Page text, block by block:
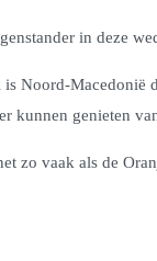
in deze
Noord-Macedonië
kunnen genieten
zo vaak als de